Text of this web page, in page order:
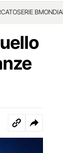
SERIE B